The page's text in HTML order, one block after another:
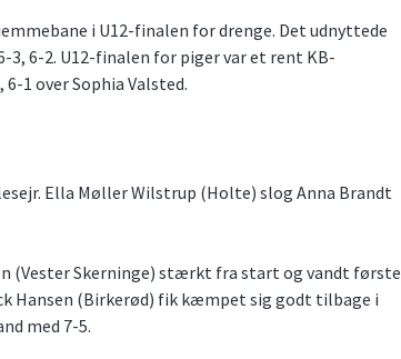
i U12-finalen for drenge. Det udnyttede
6-2. U12-finalen for piger var et rent KB-
1 over Sophia Valsted.
Ella Møller Wilstrup (Holte) slog Anna Brandt
(Vester Skerninge) stærkt fra start og vandt første
Hansen (Birkerød) fik kæmpet sig godt tilbage i
med 7-5.